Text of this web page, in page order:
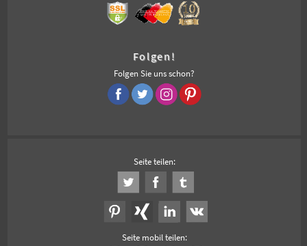
Folgen!
Folgen Sie uns schon?
Seite teilen:
Seite mobil teilen: